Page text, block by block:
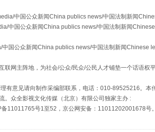
老服务师职业资格制度暂行规定
中国公众新闻China publics news/中国法制新闻
中国公众新闻China publics news/中国法制新闻
国公众新闻China publics news/中国法制新闻Chinese
网主阵地，为社会/公众/民众/公民人才铺垫一个话语权
有意见请向制作采编部联系，电话：010-89525216。
。众全影视文化传媒（北京）有限公司独家主办 :
11011765号1至52，京公网安备：11011202001678号。